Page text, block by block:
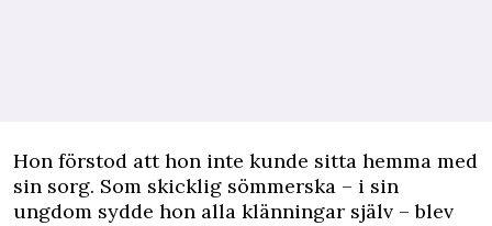
Hon förstod att hon inte kunde sitta hemma med
sin sorg. Som skicklig sömmerska – i sin
ungdom sydde hon alla klänningar själv – blev